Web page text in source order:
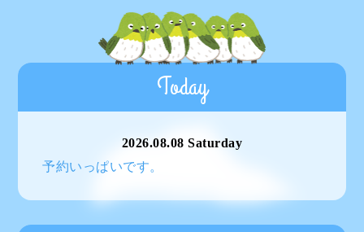
Today
2026.08.08 Saturday
予約いっぱいです。